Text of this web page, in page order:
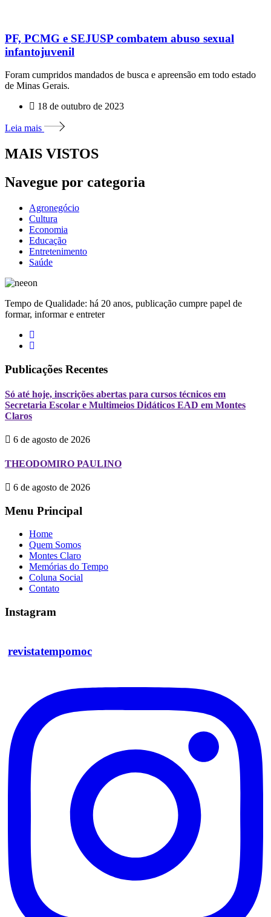
PF, PCMG e SEJUSP combatem abuso sexual
infantojuvenil
Foram cumpridos mandados de busca e apreensão em todo estado
de Minas Gerais.
18 de outubro de 2023
Leia mais
MAIS VISTOS
Navegue por categoria
Agronegócio
Cultura
Economia
Educação
Entretenimento
Saúde
Tempo de Qualidade: há 20 anos, publicação cumpre papel de
formar, informar e entreter
Publicações Recentes
Só até hoje, inscrições abertas para cursos técnicos em
Secretaria Escolar e Multimeios Didáticos EAD em Montes
Claros
6 de agosto de 2026
THEODOMIRO PAULINO
6 de agosto de 2026
Menu Principal
Home
Quem Somos
Montes Claro
Memórias do Tempo
Coluna Social
Contato
Instagram
revistatempomoc